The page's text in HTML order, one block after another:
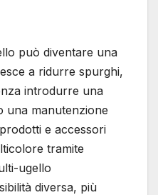
può diventare una
a ridurre spurghi,
introdurre una
una manutenzione
e accessori
tramite
ugello
diversa, più